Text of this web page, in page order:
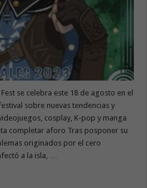
se celebra este 18 de agosto en el
sobre nuevas tendencias y
cosplay, K-pop y manga
completar aforo Tras posponer su
originados por el cero
a la isla, …